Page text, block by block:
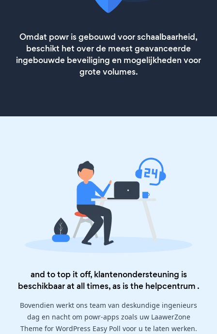
Omdat powr is gebouwd voor schaalbaarheid,
beschikt het over de meest geavanceerde
ingebouwde beveiliging en mogelijkheden voor
grote volumes.
and to top it off, klantenondersteuning is
beschikbaar at all times, as is the helpcentrum .
Bovendien werkt ons team van deskundige ingenieurs
dag en nacht om powr-apps zoals uw LaawerZone
Theme for WordPress Easy Poll voor u te laten werken.